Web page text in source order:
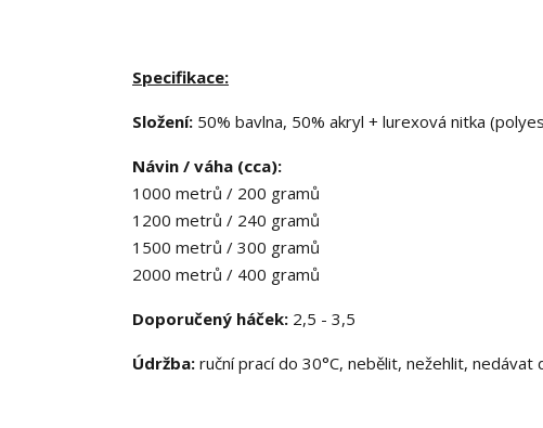
Specifikace:
Složení: 50% bavlna, 50% akryl + lurexová nitka
Návin / váha (cca):
1000 metrů / 200 gramů
1200 metrů / 240 gramů
1500 metrů / 300 gramů
2000 metrů / 400 gramů
Doporučený háček: 2,5 - 3,5
Údržba: ruční prací do 30°C, nebělit, nežehlit, nedávat